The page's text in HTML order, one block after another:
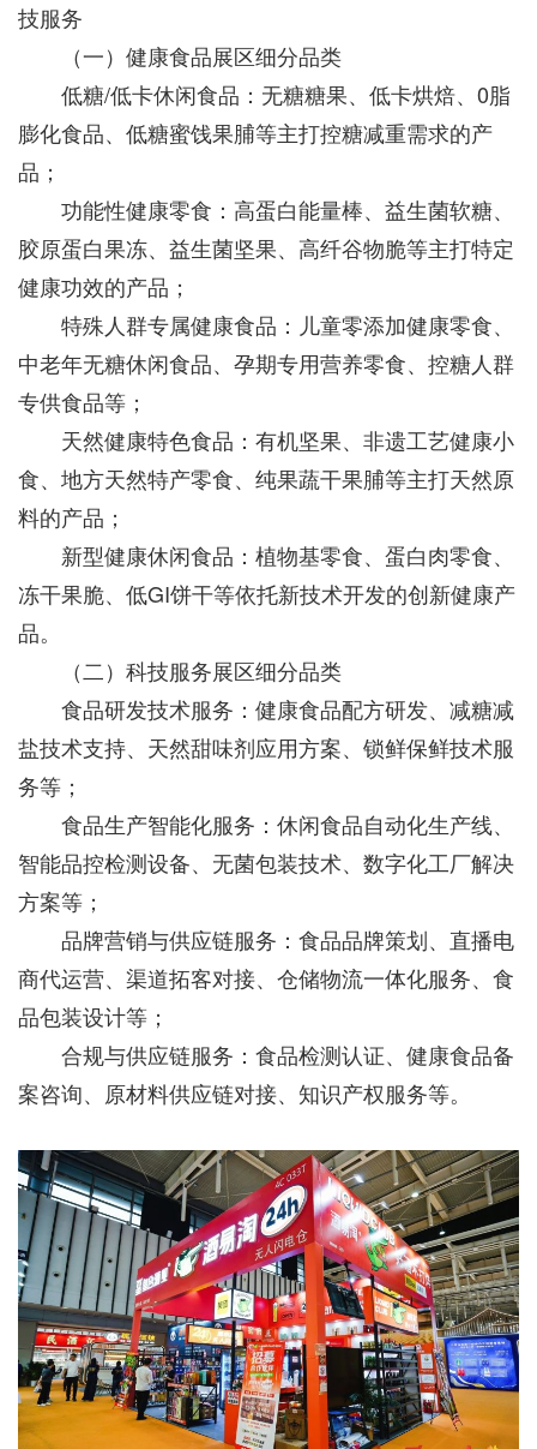
技服务
（一）健康食品展区细分品类
低糖/低卡休闲食品：无糖糖果、低卡烘焙、0脂
膨化食品、低糖蜜饯果脯等主打控糖减重需求的产
品；
功能性健康零食：高蛋白能量棒、益生菌软糖、
胶原蛋白果冻、益生菌坚果、高纤谷物脆等主打特定
健康功效的产品；
特殊人群专属健康食品：儿童零添加健康零食、
中老年无糖休闲食品、孕期专用营养零食、控糖人群
专供食品等；
天然健康特色食品：有机坚果、非遗工艺健康小
食、地方天然特产零食、纯果蔬干果脯等主打天然原
料的产品；
新型健康休闲食品：植物基零食、蛋白肉零食、
冻干果脆、低GI饼干等依托新技术开发的创新健康产
品。
（二）科技服务展区细分品类
食品研发技术服务：健康食品配方研发、减糖减
盐技术支持、天然甜味剂应用方案、锁鲜保鲜技术服
务等；
食品生产智能化服务：休闲食品自动化生产线、
智能品控检测设备、无菌包装技术、数字化工厂解决
方案等；
品牌营销与供应链服务：食品品牌策划、直播电
商代运营、渠道拓客对接、仓储物流一体化服务、食
品包装设计等；
合规与供应链服务：食品检测认证、健康食品备
案咨询、原材料供应链对接、知识产权服务等。